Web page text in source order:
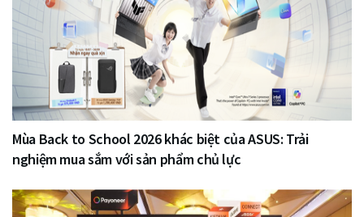
Mùa Back to School 2026 khác biệt của ASUS: Trải
nghiệm mua sắm với sản phẩm chủ lực